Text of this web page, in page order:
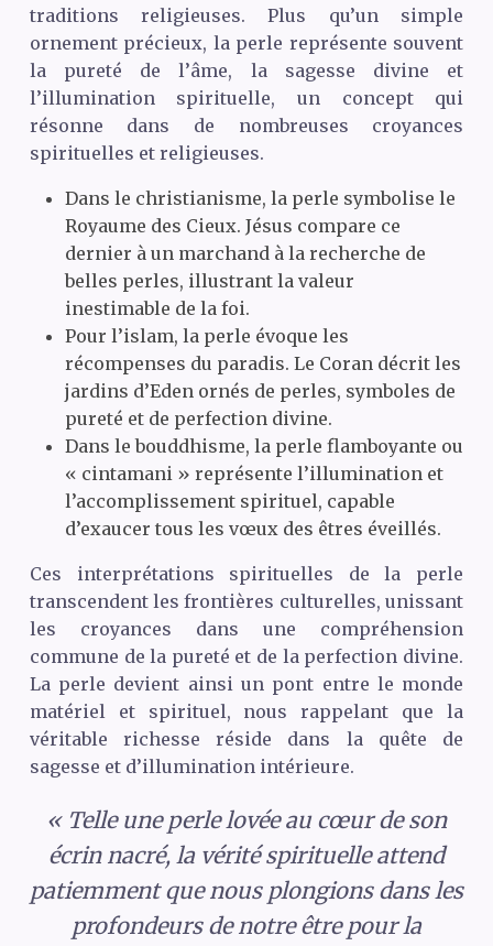
traditions religieuses. Plus qu’un simple
ornement précieux, la perle représente souvent
la pureté de l’âme, la sagesse divine et
l’illumination spirituelle, un concept qui
résonne dans de nombreuses croyances
spirituelles et religieuses.
Dans le christianisme, la perle symbolise le
Royaume des Cieux. Jésus compare ce
dernier à un marchand à la recherche de
belles perles, illustrant la valeur
inestimable de la foi.
Pour l’islam, la perle évoque les
récompenses du paradis. Le Coran décrit les
jardins d’Eden ornés de perles, symboles de
pureté et de perfection divine.
Dans le bouddhisme, la perle flamboyante ou
« cintamani » représente l’illumination et
l’accomplissement spirituel, capable
d’exaucer tous les vœux des êtres éveillés.
Ces interprétations spirituelles de la perle
transcendent les frontières culturelles, unissant
les croyances dans une compréhension
commune de la pureté et de la perfection divine.
La perle devient ainsi un pont entre le monde
matériel et spirituel, nous rappelant que la
véritable richesse réside dans la quête de
sagesse et d’illumination intérieure.
« Telle une perle lovée au cœur de son
écrin nacré, la vérité spirituelle attend
patiemment que nous plongions dans les
profondeurs de notre être pour la